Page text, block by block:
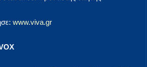
www.viva.gr